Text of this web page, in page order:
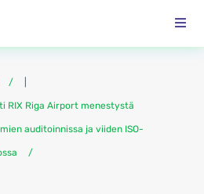
RIX Riga Airport menestystä
auditoinnissa ja viiden ISO-